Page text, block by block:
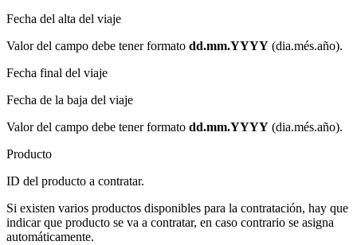
Fecha del alta del viaje
Valor del campo debe tener formato dd.mm.YYYY (dia.més.año)​.
Fecha final del viaje
Fecha de la baja del viaje
Valor del campo debe tener formato dd.mm.YYYY (dia.més.año)​.
Producto
ID del producto a contratar.
Si existen varios productos disponibles para la contratación, hay que
indicar que producto se va a contratar, en caso contrario se asigna
automáticamente.